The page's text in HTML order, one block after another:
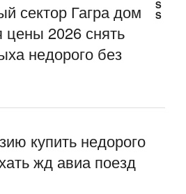
сектор Гагра дом
цены 2026 снять
недорого без
купить недорого
жд авиа поезд